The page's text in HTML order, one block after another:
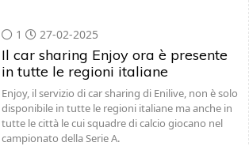
1 27-02-2025
Il car sharing Enjoy ora è presente
in tutte le regioni italiane
Enjoy, il servizio di car sharing di Enilive, non è solo
disponibile in tutte le regioni italiane ma anche in
tutte le città le cui squadre di calcio giocano nel
campionato della Serie A.